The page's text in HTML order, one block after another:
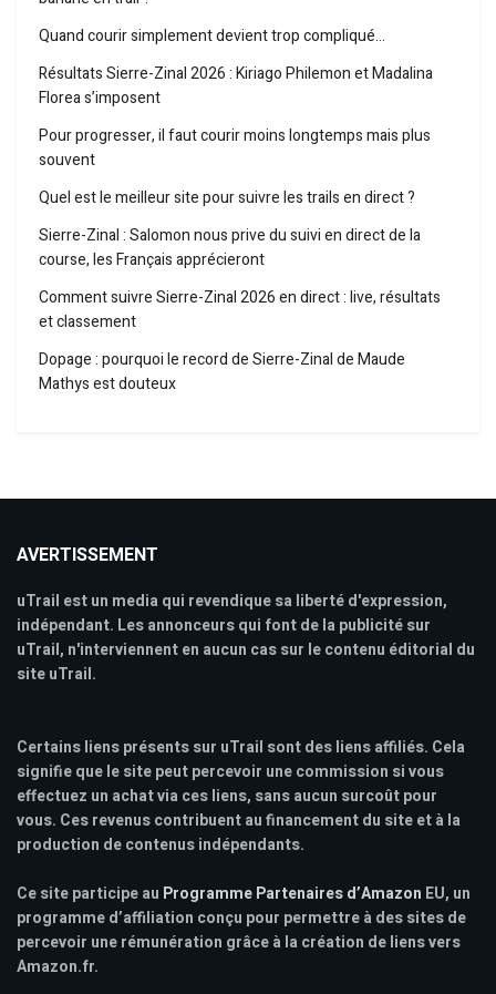
Quand courir simplement devient trop compliqué…
Résultats Sierre-Zinal 2026 : Kiriago Philemon et Madalina
Florea s’imposent
Pour progresser, il faut courir moins longtemps mais plus
souvent
Quel est le meilleur site pour suivre les trails en direct ?
Sierre-Zinal : Salomon nous prive du suivi en direct de la
course, les Français apprécieront
Comment suivre Sierre-Zinal 2026 en direct : live, résultats
et classement
Dopage : pourquoi le record de Sierre-Zinal de Maude
Mathys est douteux
AVERTISSEMENT
uTrail est un media qui revendique sa liberté d'expression,
indépendant. Les annonceurs qui font de la publicité sur
uTrail, n'interviennent en aucun cas sur le contenu éditorial du
site uTrail.
Certains liens présents sur uTrail sont des liens affiliés. Cela
signifie que le site peut percevoir une commission si vous
effectuez un achat via ces liens, sans aucun surcoût pour
vous. Ces revenus contribuent au financement du site et à la
production de contenus indépendants.
Ce site participe au Programme Partenaires d’Amazon EU, un
programme d’affiliation conçu pour permettre à des sites de
percevoir une rémunération grâce à la création de liens vers
Amazon.fr.